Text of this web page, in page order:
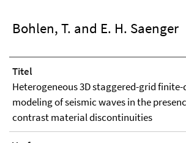
Bohlen, T. and E. H. Saenger
Titel
Heterogeneous 3D staggered-grid
modeling of seismic waves in the
contrast material discontinuities